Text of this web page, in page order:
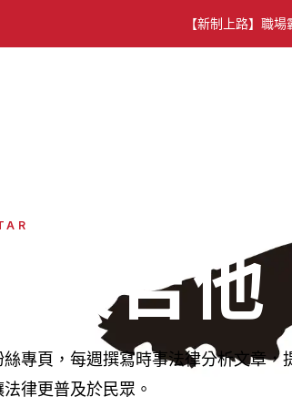
【新制上路】 職場
談吉他
專頁，每週撰寫時事法律分析文章，
律更普及於民眾。